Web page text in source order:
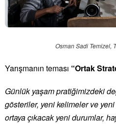
Osman Sadi Temizel,
Yarışmanın teması “Ortak
Günlük yaşam pratiğimizdeki
gösteriler, yeni kelimeler ve
ortaya çıkacak yeni durumlar,